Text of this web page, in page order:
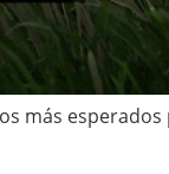
más esperados